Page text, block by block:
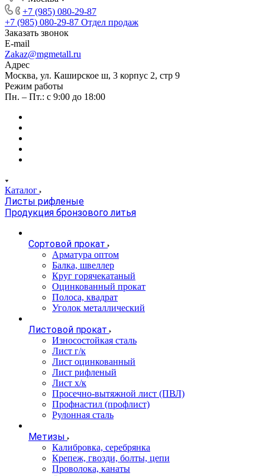
+7 (985) 080-29-87
+7 (985) 080-29-87 Отдел продаж
Заказать звонок
E-mail
Zakaz@mgmetall.ru
Адрес
Москва, ул. Каширское ш, 3 корпус 2, стр 9
Режим работы
Пн. – Пт.: с 9:00 до 18:00
Каталог
Листы рифленые
Продукция бронзового литья
Сортовой прокат
Арматура оптом
Балка, швеллер
Круг горячекатаный
Оцинкованный прокат
Полоса, квадрат
Уголок металлический
Листовой прокат
Износостойкая сталь
Лист г/к
Лист оцинкованный
Лист рифленый
Лист х/к
Просечно-вытяжной лист (ПВЛ)
Профнастил (профлист)
Рулонная сталь
Метизы
Калибровка, серебрянка
Крепеж, гвозди, болты, цепи
Проволока, канаты